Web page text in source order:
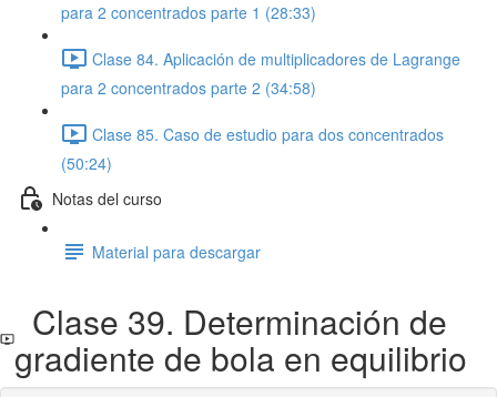
para 2 concentrados parte 1 (28:33)
Clase 84. Aplicación de multiplicadores de Lagrange
para 2 concentrados parte 2 (34:58)
Clase 85. Caso de estudio para dos concentrados
(50:24)
Notas del curso
Material para descargar
Clase 39. Determinación de
gradiente de bola en equilibrio